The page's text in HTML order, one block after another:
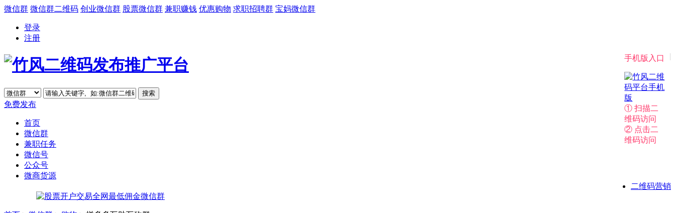
微信群 微信群二维码 创业微信群 股票微信群 兼职赚钱 优惠购物 求职招聘群 宝妈微信群
登录
注册
|
手机版入口
① 扫描二
维码访问
② 点击二
维码访问
免费发布
首页
微信群
兼职任务
微信号
公众号
微商货源
二维码营销